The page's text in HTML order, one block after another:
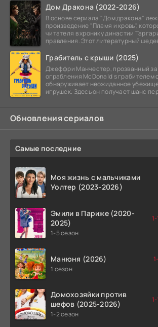
Дом Дракона (2022-2026)
В основе сериала "Дом дракона"
произведение "Пламя и кровь",
читателя в хронику династии
правления. Этот литературный
Грабитель с крыши (2025)
Джеффри Манчестер, прозванный за
ограбления McDonald s грабителем
обнаруживает неожиданное
игрушек. Здесь он получает шанс
Обновления сериалов
Самые последние
Моя жизнь с мальчиками
Уолтер (2023-2026)
Эмили в Париже (2020-
2025)
1-5 сезон
Манюня (2026)
1 сезон
Домохозяйки против
шефов (2025-2026)
1-2 сезон